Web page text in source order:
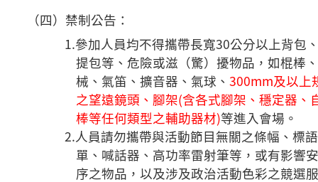
（四）禁制公告：
1.參加人員均不得攜帶長寬30公分以上背包
提包等、危險或滋（驚）擾物品，如棍棒
械、氣笛、擴音器、氣球、300mm及以上
之望遠鏡頭、腳架(含各式腳架、穩定器、
棒等任何類型之輔助器材)等進入會場。
2.人員請勿攜帶與活動節目無關之條幅、標
單、喊話器、高功率雷射筆等，或有影響
序之物品，以及涉及政治活動色彩之競選